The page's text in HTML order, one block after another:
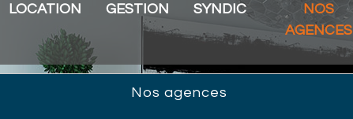
LOCATION GESTION SYNDIC
NOS
AGENCES
nos agences